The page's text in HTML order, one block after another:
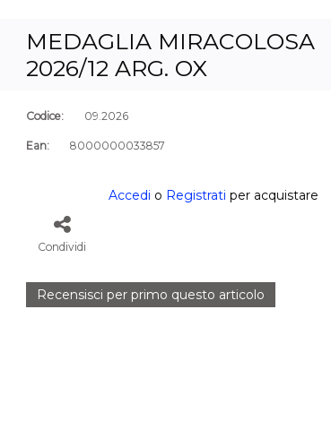
MEDAGLIA MIRACOLOSA
2026/12 ARG. OX
Codice: 09.2026
Ean: 8000000033857
Accedi o Registrati per acquistare
Condividi
Recensisci per primo questo articolo